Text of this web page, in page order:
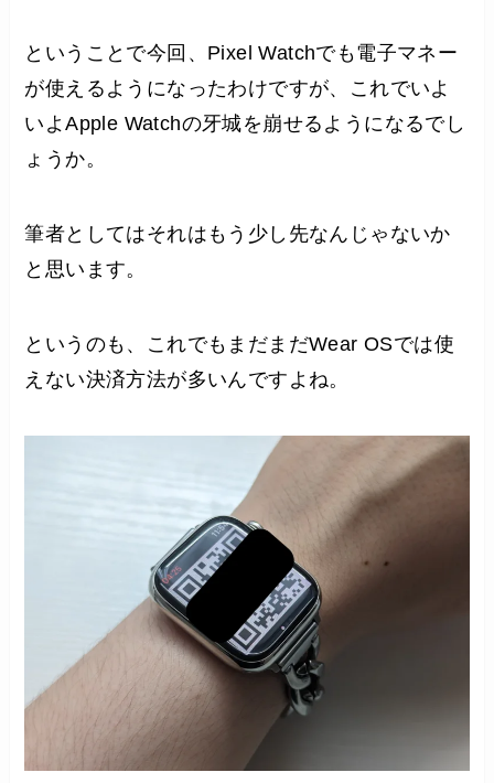
ということで今回、Pixel Watchでも電子マネー
が使えるようになったわけですが、これでいよ
いよApple Watchの牙城を崩せるようになるでし
ょうか。
筆者としてはそれはもう少し先なんじゃないか
と思います。
というのも、これでもまだまだWear OSでは使
えない決済方法が多いんですよね。